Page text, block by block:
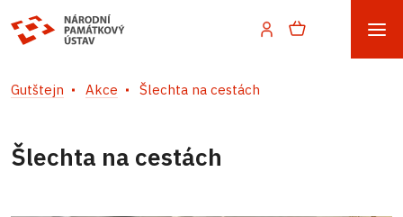
Gutštejn Akce Šlechta na cestách
Šlechta na cestách